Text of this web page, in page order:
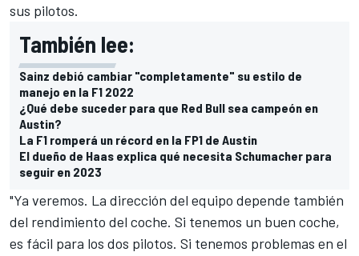
sus pilotos.
También lee:
Sainz debió cambiar "completamente" su estilo de
manejo en la F1 2022
¿Qué debe suceder para que Red Bull sea campeón en
Austin?
La F1 romperá un récord en la FP1 de Austin
El dueño de Haas explica qué necesita Schumacher para
seguir en 2023
"Ya veremos. La dirección del equipo depende también
del rendimiento del coche. Si tenemos un buen coche,
es fácil para los dos pilotos. Si tenemos problemas en el